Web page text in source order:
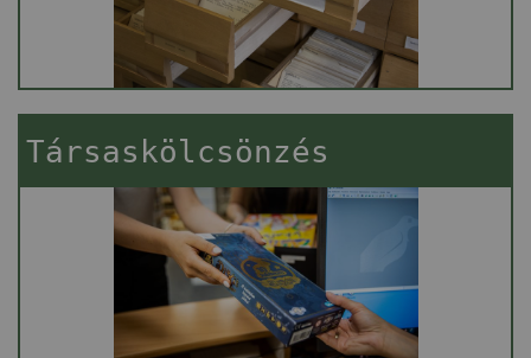
Társaskölcsönzés